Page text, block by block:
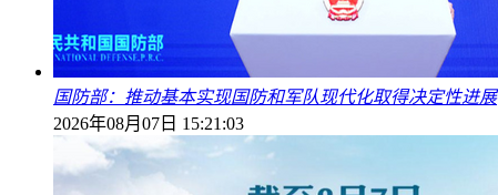
国防部：推动基本实现国防和军队现代化取得决定性进展
2026年08月07日 15:21:03